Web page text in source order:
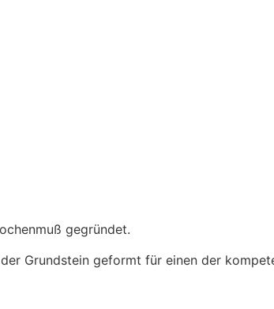
gegründet.
Grundstein geformt für einen der